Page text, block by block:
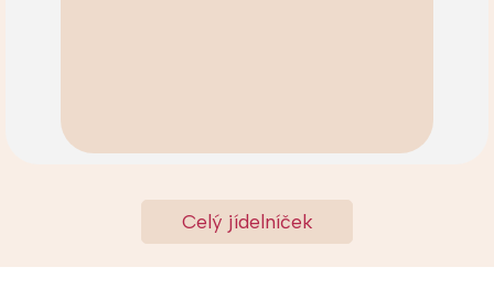
Celý jídelníček